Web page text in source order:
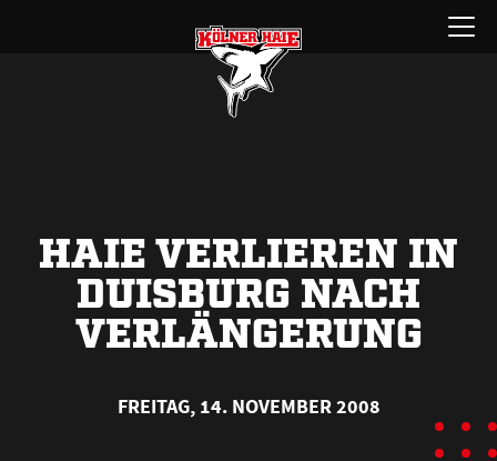
Menü
öffnen
HAIE VERLIEREN IN
DUISBURG NACH
VERLÄNGERUNG
FREITAG, 14. NOVEMBER 2008